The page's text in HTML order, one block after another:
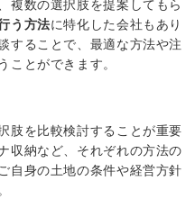
複数の選択肢を提案してもら
う方法に特化した会社もあり
することで、最適な方法や注
ことができます。
肢を比較検討することが重要
収納など、それぞれの方法の
自身の土地の条件や経営方針